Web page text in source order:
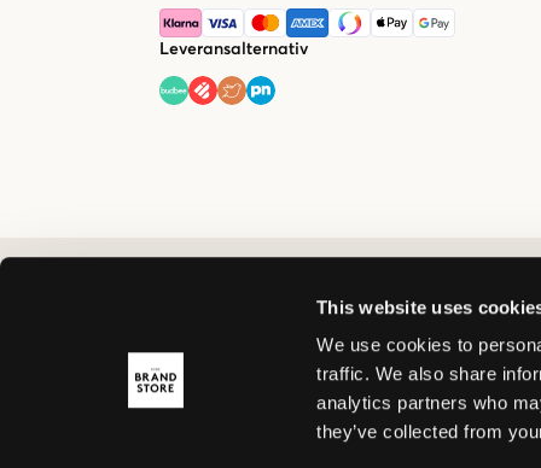
This website uses
We use cookies to
traffic. We also share
analytics partners who
they’ve collected from
Leveransalternativ